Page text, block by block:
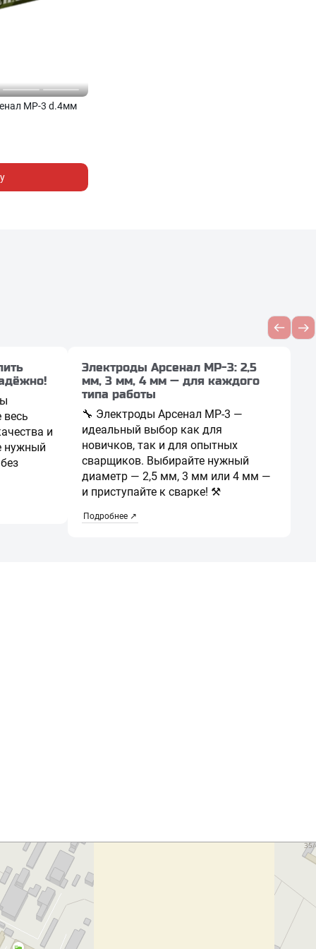
МР-3 d.4мм
весь
и
нужный
Электроды Арсенал МР-3: 2,5
мм, 3 мм, 4 мм — для каждого
типа работы
🔧 Электроды Арсенал МР-3 —
идеальный выбор как для
новичков, так и для опытных
сварщиков. Выбирайте нужный
диаметр — 2,5 мм, 3 мм или 4 мм —
и приступайте к сварке! ⚒️
Подробнее ↗